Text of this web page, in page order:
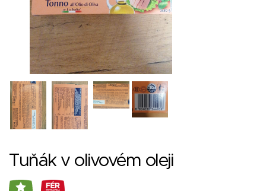
Tuňák v olivovém oleji